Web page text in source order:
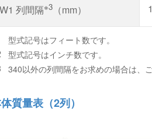
W1 列間隔※3 （mm）
型式記号はフィート数です。
型式記号はインチ数です。
340以外の列間隔をお求めの場合は、
質量表（2列）